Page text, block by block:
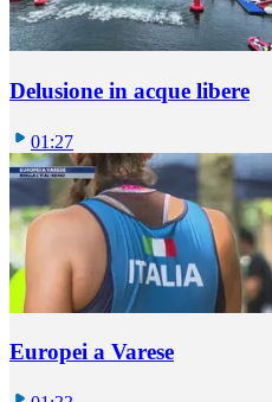
Delusione in acque libere
01:27
Europei a Varese